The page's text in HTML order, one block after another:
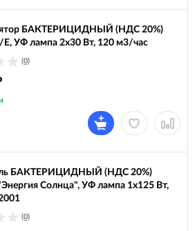
БАКТЕРИЦИДНЫЙ (НДС 20%)
E, УФ лампа 2х30 Вт, 120 м3/час
(0)
БАКТЕРИЦИДНЫЙ (НДС 20%)
Солнца", УФ лампа 1х125 Вт,
(0)